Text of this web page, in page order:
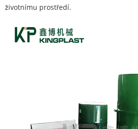
životnímu prostředí.